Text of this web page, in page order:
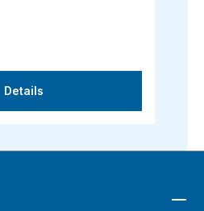
Details